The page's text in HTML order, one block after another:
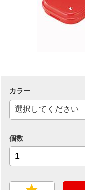
カラー
個数